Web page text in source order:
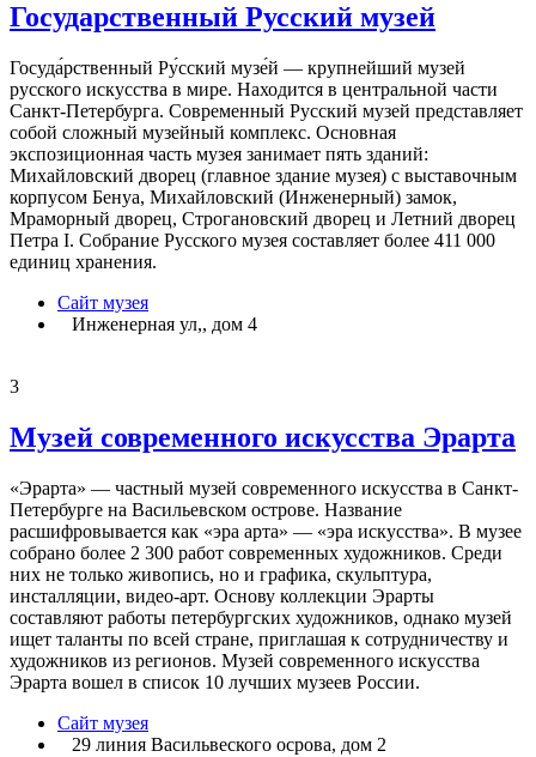
Государственный Русский музей
Госуда́рственный Ру́сский музе́й — крупнейший музей
русского искусства в мире. Находится в центральной части
Санкт-Петербурга. Современный Русский музей представляет
собой сложный музейный комплекс. Основная
экспозиционная часть музея занимает пять зданий:
Михайловский дворец (главное здание музея) с выставочным
корпусом Бенуа, Михайловский (Инженерный) замок,
Мраморный дворец, Строгановский дворец и Летний дворец
Петра I. Собрание Русского музея составляет более 411 000
единиц хранения.
Сайт музея
Инженерная ул,, дом 4
3
Музей современного искусства Эрарта
«Эрарта» — частный музей современного искусства в Санкт-
Петербурге на Васильевском острове. Название
расшифровывается как «эра арта» — «эра искусства». В музее
собрано более 2 300 работ современных художников. Среди
них не только живопись, но и графика, скульптура,
инсталляции, видео-арт. Основу коллекции Эрарты
составляют работы петербургских художников, однако музей
ищет таланты по всей стране, приглашая к сотрудничеству и
художников из регионов. Музей современного искусства
Эрарта вошел в список 10 лучших музеев России.
Сайт музея
29 линия Васильвеского осрова, дом 2